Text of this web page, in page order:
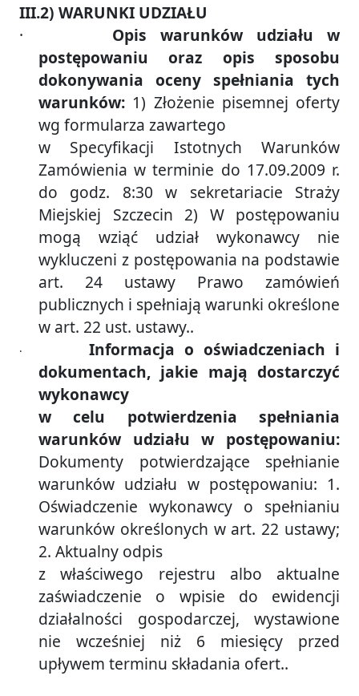
III.2) WARUNKI UDZIAŁU
·
Opis warunków udziału w
postępowaniu oraz opis sposobu
dokonywania oceny spełniania tych
warunków: 1) Złożenie pisemnej oferty
wg formularza zawartego
w Specyfikacji Istotnych Warunków
Zamówienia w terminie do 17.09.2009 r.
do godz. 8:30 w sekretariacie Straży
Miejskiej Szczecin 2) W postępowaniu
mogą wziąć udział wykonawcy nie
wykluczeni z postępowania na podstawie
art. 24 ustawy Prawo zamówień
publicznych i spełniają warunki określone
w art. 22 ust. ustawy..
·
Informacja o oświadczeniach i
dokumentach, jakie mają dostarczyć
wykonawcy
w celu potwierdzenia spełniania
warunków udziału w postępowaniu:
Dokumenty potwierdzające spełnianie
warunków udziału w postępowaniu: 1.
Oświadczenie wykonawcy o spełnianiu
warunków określonych w art. 22 ustawy;
2. Aktualny odpis
z właściwego rejestru albo aktualne
zaświadczenie o wpisie do ewidencji
działalności gospodarczej, wystawione
nie wcześniej niż 6 miesięcy przed
upływem terminu składania ofert..